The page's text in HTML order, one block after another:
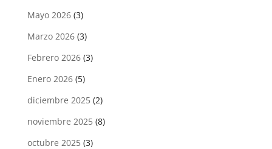
Mayo 2026(3)
Marzo 2026(3)
Febrero 2026(3)
Enero 2026(5)
diciembre 2025(2)
noviembre 2025(8)
octubre 2025(3)